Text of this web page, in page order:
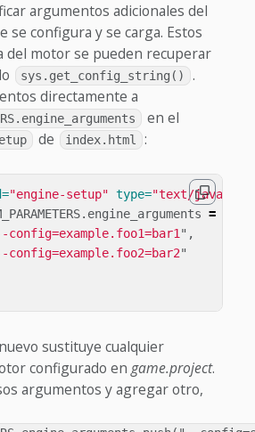
argumentos adicionales del
se configura y se carga. Estos
del motor se pueden recuperar
sys.get_config_string()
.
directamente a
en el
de index.html :
"engine-setup" type="text/
. engine_arguments =
config=example.foo1=bar1 " ,
config=example.foo2=bar2"
sustituye cualquier
configurado en game.project.
argumentos y agregar otro,